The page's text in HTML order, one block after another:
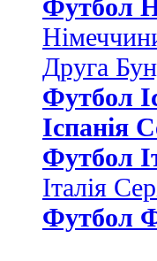
Футбол
Друга
Футбол
Іспанія
Футбол
Італія
Футбол